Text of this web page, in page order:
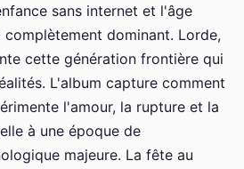
sans internet et l'âge
dominant. Lorde,
cette génération frontière qui
L'album capture comment
l'amour, la rupture et la
à une époque de
majeure. La fête au